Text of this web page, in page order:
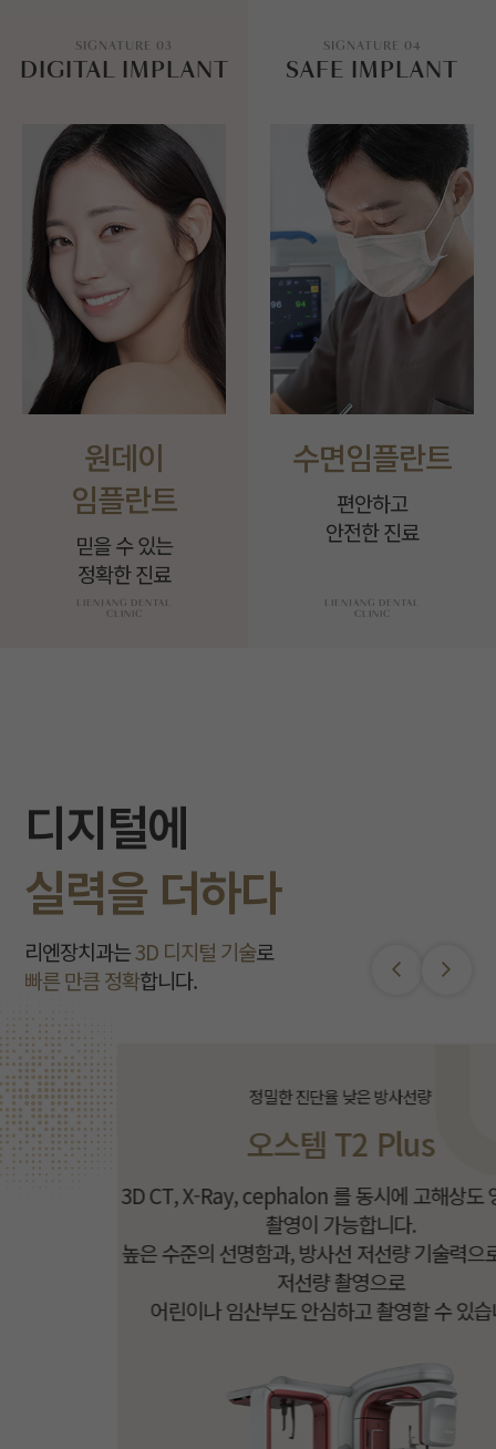
SIGNATURE 03
DIGITAL IMPLANT
원데이
임플란트
믿을 수 있는
정확한 진료
SIGNATURE 04
SAFE IMPLANT
수면임플란트
편안하고
안전한 진료
디지털에
실력을 더하다
리엔장치과는3D 디지털 기술로
빠른 만큼 정확합니다.
정밀한 진단율 낮은 방사선량
오스템 T2 Plus
3D CT, X-Ray, cephalon 를 동시에 고해상도 영상으로
촬영이 가능합니다.
높은 수준의 선명함과, 방사선 저선량 기술력으로 14.6%
저선량 촬영으로
어린이나 임산부도 안심하고 촬영할 수 있습니다.